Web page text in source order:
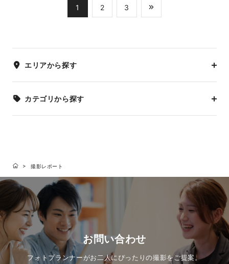
1 2 3
エリアから探す
カテゴリから探す
撮影レポート
お問い合わせ
フォトプランナーがお二人にぴったりの撮影をご提案。